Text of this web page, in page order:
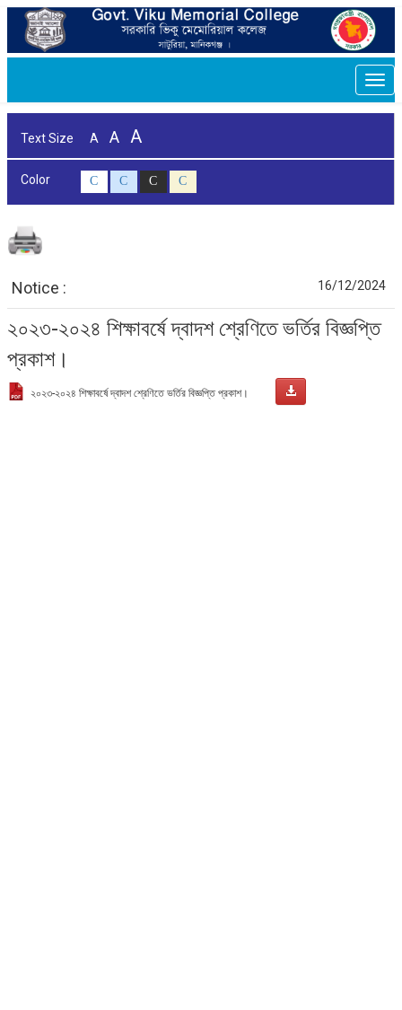
Text Size A A A
Color C C C C
Notice : 16/12/2024
২০২৩-২০২৪ শিক্ষাবর্ষে দ্বাদশ শ্রেণিতে ভর্তির বিজ্ঞপ্তি
প্রকাশ।
২০২৩-২০২৪ শিক্ষাবর্ষে দ্বাদশ শ্রেণিতে ভর্তির বিজ্ঞপ্তি প্রকাশ।